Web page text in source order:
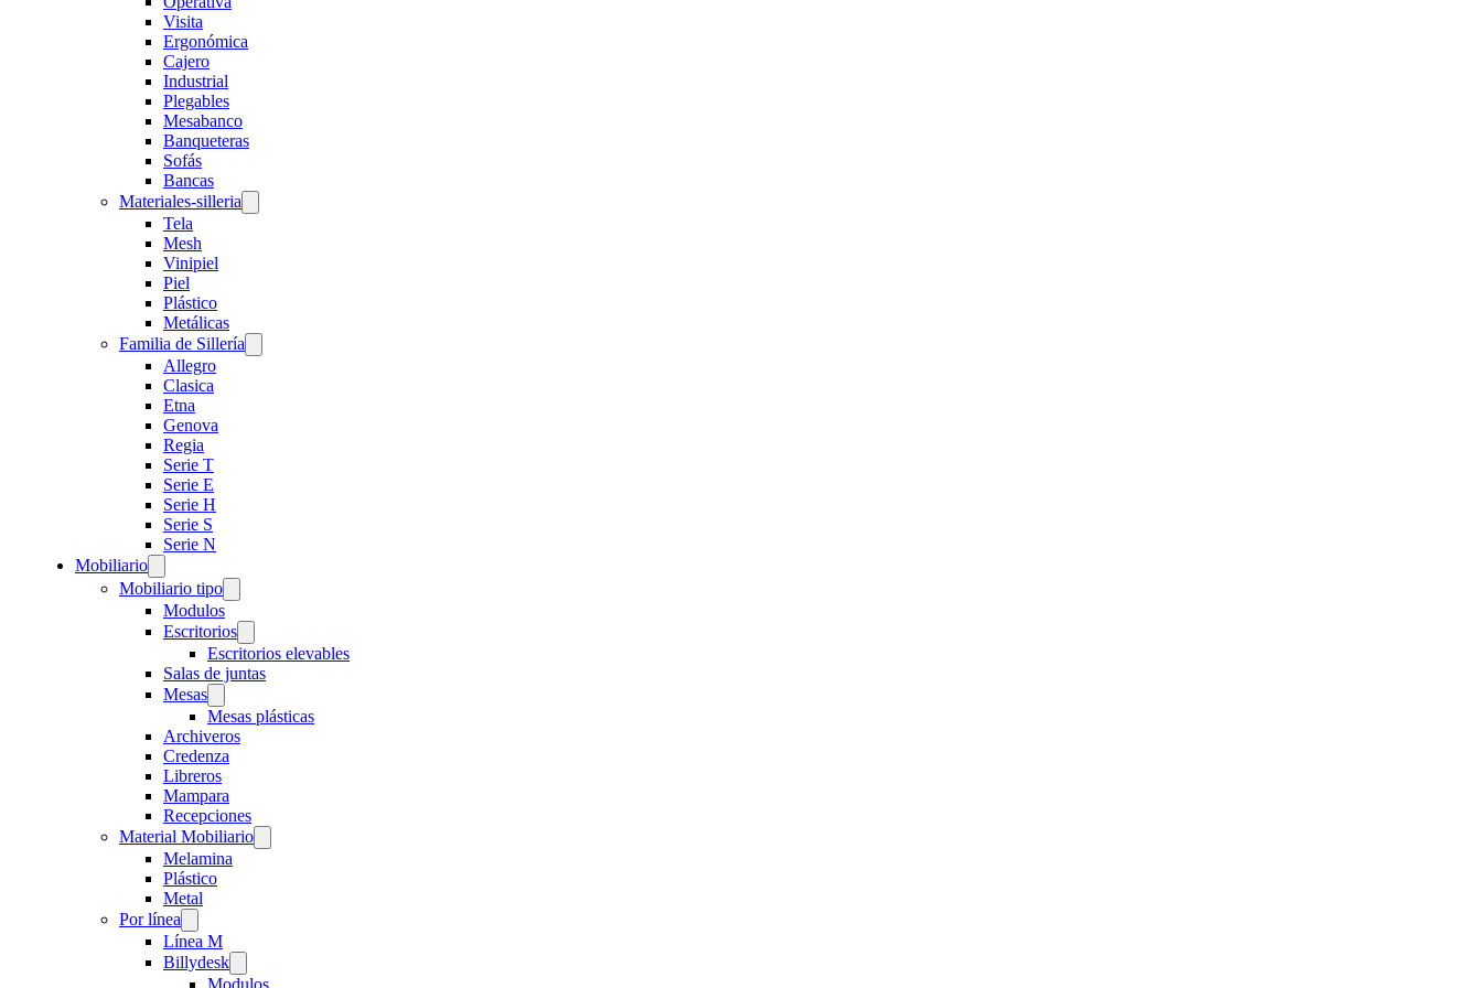
Visita
Ergonómica
Cajero
Industrial
Plegables
Mesabanco
Banqueteras
Sofás
Bancas
Materiales-silleria
Tela
Mesh
Vinipiel
Piel
Plástico
Metálicas
Familia de Sillería
Allegro
Clasica
Etna
Genova
Regia
Serie T
Serie E
Serie H
Serie S
Serie N
Mobiliario
Mobiliario tipo
Modulos
Escritorios
Escritorios elevables
Salas de juntas
Mesas
Mesas plásticas
Archiveros
Credenza
Libreros
Mampara
Recepciones
Material Mobiliario
Melamina
Plástico
Metal
Por línea
Línea M
Billydesk
Modulos